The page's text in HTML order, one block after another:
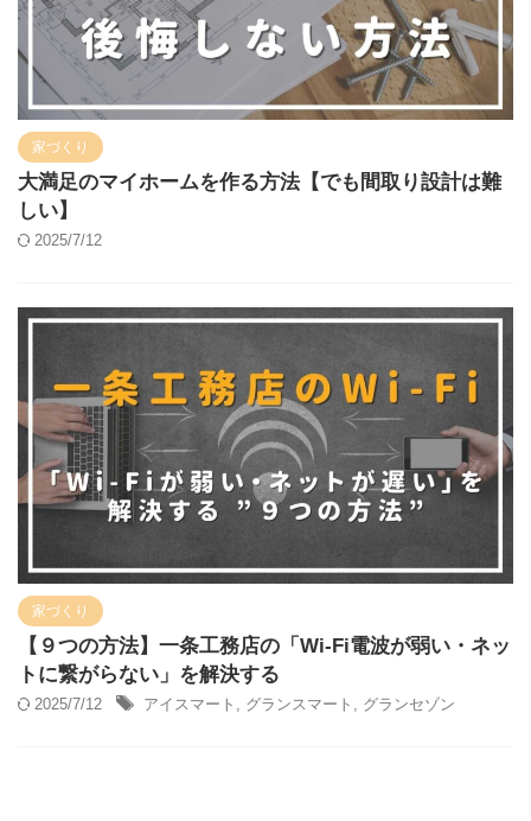
家づくり
大満足のマイホームを作る方法【でも間取り設計は難
しい】
2025/7/12
家づくり
【９つの方法】一条工務店の「Wi-Fi電波が弱い・ネッ
トに繋がらない」を解決する
2025/7/12 アイスマート , グランスマート , グランセゾン